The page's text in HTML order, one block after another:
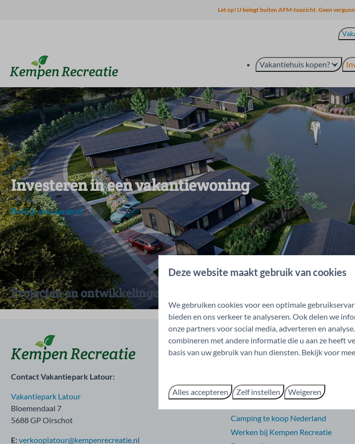
Let op! U belegt buiten AFM-toezicht. Geen
Vakantiehuis kopen?
Investeren in een vakantiewoning
Bekijk ons aanbod
Projecten en ontwikkelingen
Contact Vakantiepark Latour:
Vakantiepark Latour
Bloemendaal 7
5688 GP Oirschot
E:verkooplatour@kempenrecreatie.nl
Over Kempen Recreatie
Omgeving
Camping te koop Nederland
Werken bij Kempen Recreatie
Deze website maakt gebruik van cookies
We gebruiken cookies voor een optimale
bieden en ons verkeer te analyseren. Ook delen we
onze partners voor social media, adverteren en
combineren met andere informatie die u aan ze heeft
basis van uw gebruik van hun diensten. Bekijk voor
Alles accepteren Zelf instellen Weigeren